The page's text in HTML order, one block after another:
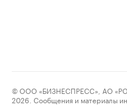
© ООО «БИЗНЕСПРЕСС», АО
2026. Сообщения и материалы